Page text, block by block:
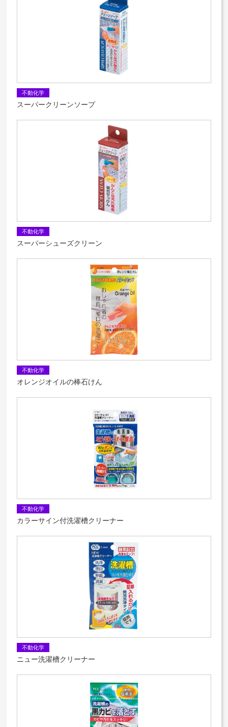
不動化学
スーパークリーンソープ
不動化学
スーパーシューズクリーン
不動化学
オレンジオイルの棒石けん
不動化学
カラーサイン付洗濯槽クリーナー
不動化学
ニュー洗濯槽クリーナー